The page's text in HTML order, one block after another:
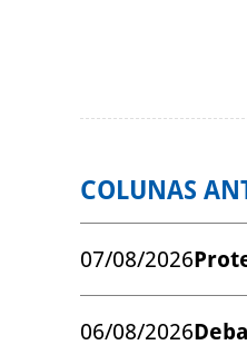
COLUNAS
07/08/2026
06/08/2026